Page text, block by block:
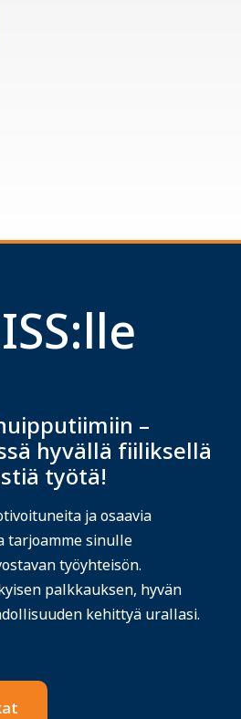
–
hyvällä fiiliksellä
työtä!
ja osaavia
tarjoamme sinulle
työyhteisön.
palkkauksen, hyvän
kehittyä urallasi.